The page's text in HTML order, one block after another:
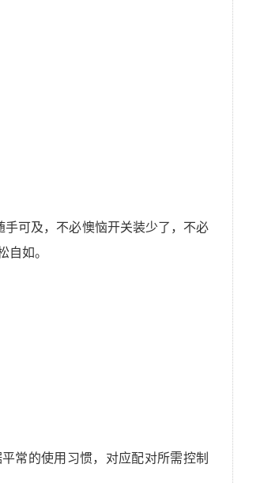
手可及，不必懊恼开关装少了，不必
自如。
常的使用习惯，对应配对所需控制